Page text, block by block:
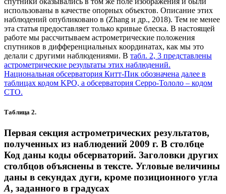
использованы в качестве опорных объектов. Описание этих
наблюдений опубликовано в (Zhang и др., 2018). Тем не менее
эта статья предоставляет только кривые блеска. В настоящей
работе мы рассчитываем астрометрические положения
спутников в дифференциальных координатах, как мы это
делали с другими наблюдениями. В табл. 2, 3 представлены
астрометрические результаты этих наблюдений.
Национальная обсерватория Китт-Пик обозначена далее в
таблицах кодом KPO, а обсерватория Серро-Тололо – кодом
CTO.
Таблица 2.
Первая секция астрометрических результатов,
полученных из наблюдений 2009 г. В столбце
Код даны коды обсерваторий. Заголовки других
столбцов объяснены в тексте. Угловые величины
даны в секундах дуги, кроме позиционного угла
A, заданного в градусах